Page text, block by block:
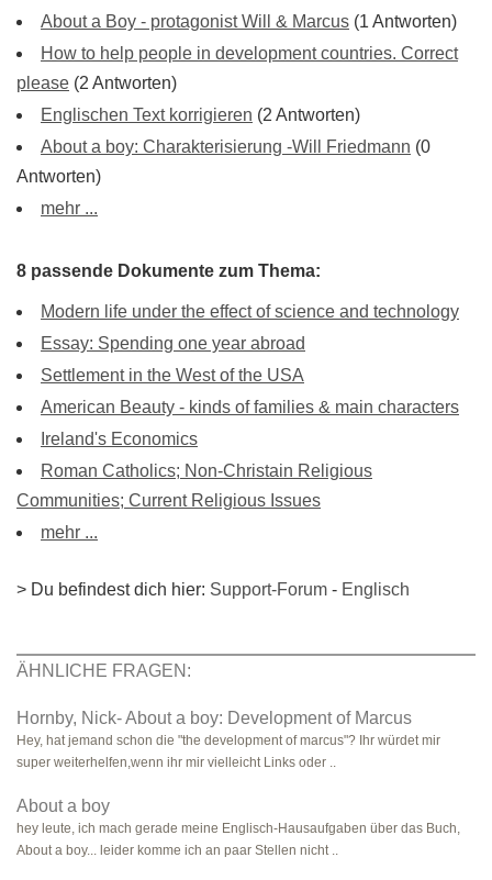
About a Boy - protagonist Will & Marcus (1 Antworten)
How to help people in development countries. Correct
please (2 Antworten)
Englischen Text korrigieren (2 Antworten)
About a boy: Charakterisierung -Will Friedmann (0
Antworten)
mehr ...
8 passende Dokumente zum Thema:
Modern life under the effect of science and technology
Essay: Spending one year abroad
Settlement in the West of the USA
American Beauty - kinds of families & main characters
Ireland's Economics
Roman Catholics; Non-Christain Religious
Communities; Current Religious Issues
mehr ...
> Du befindest dich hier: Support-Forum - Englisch
ÄHNLICHE FRAGEN:
Hornby, Nick- About a boy: Development of Marcus
Hey, hat jemand schon die "the development of marcus"? Ihr würdet mir
super weiterhelfen,wenn ihr mir vielleicht Links oder ..
About a boy
hey leute, ich mach gerade meine Englisch-Hausaufgaben über das Buch,
About a boy... leider komme ich an paar Stellen nicht ..